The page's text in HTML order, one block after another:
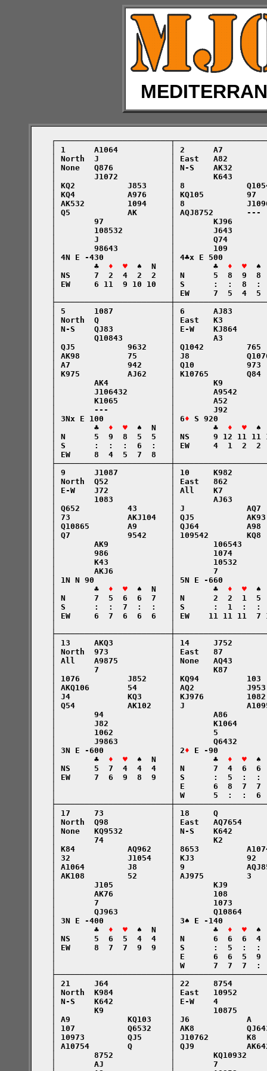
│ 1      A1064           │ 2      A7
│ North  J               │ East   A82
│ None   Q876            │ N-S    AK32
│        J1072           │        K643
│ KQ2           J853     │ 8
│ KQ4           A976     │ KQ105         97
│ AK532         1094     │ 8
│ Q5            AK       │ AQJ8752
│        97              │        KJ96
│        108532          │        J643
│        J               │        Q74
│        98643           │        109
│ 4N E -430              │ 4♣x E 500
    │        ♣
♦  ♥
  ♠  N   │        ♣
♦  ♥
♠
│ NS     7  2  4  2  2   │ N      5  8  9
│ EW     6 11  9 10 10   │ S      :  :  8
│                        │ EW     7  5  4
│ 5      1087            │ 6      AJ83
│ North  Q               │ East   K3
│ N-S    QJ83            │ E-W    KJ864
│        Q10843          │        A3
│ QJ5           9632     │ Q1042
│ AK98          75       │ J8
│ A7            942      │ Q10
│ K975          AJ62     │ K10765
│        AK4             │        K9
│        J106432         │        A9542
│        K1065           │        A52
│        ---             │        J92
    │ 3Nx E 100              │ 6
♦ S 920
    │        ♣
♦  ♥
  ♠  N   │        ♣
♦  ♥
♠
│ N      5  9  8  5  5   │ NS     9 12 11
│ S      :  :  :  6  :   │ EW     4  1  2
│ EW     8  4  5  7  8   │
│ 9      J1087           │ 10     K982
│ North  Q52             │ East   862
│ E-W    J72             │ All    K7
│        1083            │        AJ63
│ Q652          43       │ J
│ 73            AKJ104   │ QJ5
│ Q10865        A9       │ QJ64
│ Q7            9542     │ 109542
│        AK9             │        106543
│        986             │        1074
│        K43             │        10532
│        AKJ6            │        7
│ 1N N 90                │ 5N E -660
    │        ♣
♦  ♥
  ♠  N   │        ♣
♦  ♥
♠
│ N      7  5  6  6  7   │ N      2  2  1
│ S      :  :  7  :  :   │ S      :  1  :
│ EW     6  7  6  6  6   │ EW    11 11 11
│ 13     AKQ3            │ 14     J752
│ North  973             │ East   87
│ All    A9875           │ None   AQ43
│        7               │        K87
│ 1076          J852     │ KQ94
│ AKQ106        54       │ AQ2
│ J4            KQ3      │ KJ976
│ Q54           AK102    │ J
│        94              │        A86
│        J82             │        K1064
│        1062            │        5
│        J9863           │        Q6432
    │ 3N E -600              │ 2
♦ E -90
    │        ♣
♦  ♥
  ♠  N   │        ♣
♦  ♥
♠
│ NS     5  7  4  4  4   │ N      7  4  6
│ EW     7  6  9  8  9   │ S      :  5  :
│                        │ E      6  8  7
│                        │ W      5  :  :
│ 17     73              │ 18     Q
│ North  Q98             │ East   AQ7654
│ None   KQ9532          │ N-S    K642
│        74              │        K2
│ K84           AQ962    │ 8653
│ 32            J1054    │ KJ3           92
│ A1064         J8       │ 9
│ AK108         52       │ AJ975         3
│        J105            │        KJ9
│        AK76            │        108
│        7               │        1073
│        QJ963           │        Q10864
│ 3N E -400              │ 3♠ E -140
    │        ♣
♦  ♥
  ♠  N   │        ♣
♦  ♥
♠
│ NS     5  6  5  4  4   │ N      6  6  6
│ EW     8  7  7  9  9   │ S      :  5  :
│                        │ E      6  6  5
│                        │ W      7  7  7
│ 21     J64             │ 22     8754
│ North  K984            │ East   10952
│ N-S    K642            │ E-W    4
│        K9              │        10875
│ A9            KQ103    │ J6            A
│ 107           Q6532    │ AK8
│ 10973         QJ5      │ J10762        K8
│ A10754        Q        │ QJ9
│        8752            │        KQ10932
│        AJ              │        7